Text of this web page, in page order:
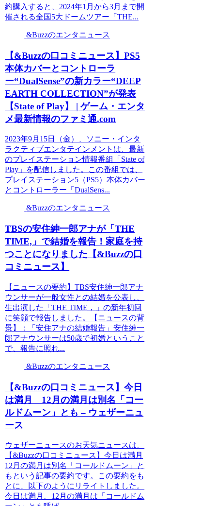
約購入すると、2024年1月から3月まで開
催される全国5大ドームツアー「THE...
&Buzzのエンタニュース
【&Buzzの口コミニュース】PS5
本体カバーとコントローラ
ー“DualSense”の新カラー“DEEP
EARTH COLLECTION”が発表
【State of Play】 | ゲーム・エンタ
メ最新情報のファミ通.com
2023年9月15日（金）、ソニー・インタ
ラクティブエンタテインメントは、最新
のプレイステーション情報番組「State of
Play」を配信しました。この番組では、
プレイステーション5（PS5）本体カバー
とコントローラー「DualSens...
&Buzzのエンタニュース
TBSの安住紳一郎アナが「THE
TIME,」で結婚を報告！家庭を持
つことになりました【&Buzzの口
コミニュース】
【ニュースの要約】TBS安住紳一郎アナ
ウンサーが一般女性との結婚を公表し、
生出演した「THE TIME，」の新年初回
に笑顔で報告しました。【ニュースの背
景】：「安住アナの結婚報告」安住紳一
郎アナウンサーは50歳で初婚ということ
で、報告に照れ...
&Buzzのエンタニュース
【&Buzzの口コミニュース】今日
は満月 12月の満月は別名「コー
ルドムーン」とも – ウェザーニュ
ース
ウェザーニュースのお天気ニュースは、
【&Buzzの口コミニュース】今日は満月
12月の満月は別名「コールドムーン」と
もという記事の要約です。この要約をも
とに、以下のようにリライトしました。
今日は満月。12月の満月は「コールドム